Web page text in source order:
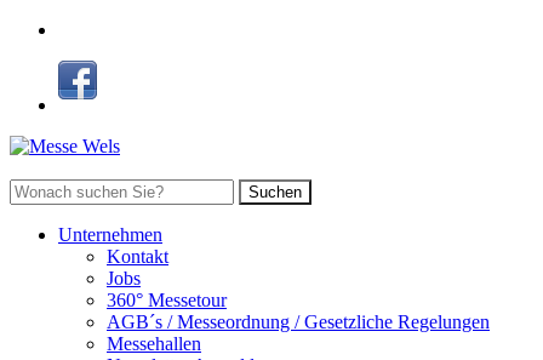
Suchen
Unternehmen
Kontakt
Jobs
360° Messetour
AGB´s / Messeordnung / Gesetzliche Regelungen
Messehallen